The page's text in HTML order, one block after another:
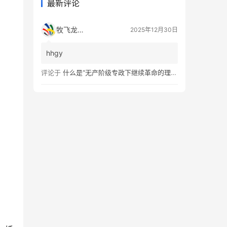
最新评论
牧飞龙ae 2025年12月30日
hhgy
评论于 什么是“无产阶级专政下继续革命的理论”？